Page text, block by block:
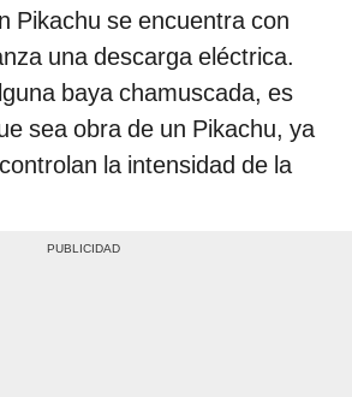
Pikachu se encuentra con
una descarga eléctrica.
baya chamuscada, es
sea obra de un Pikachu, ya
la intensidad de la